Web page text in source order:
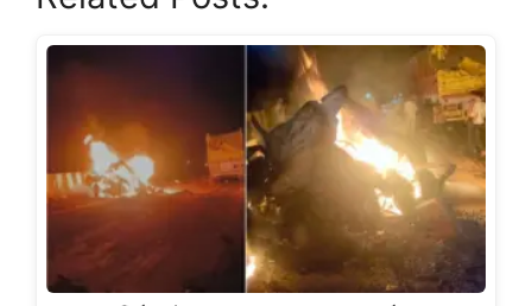
s
A
p
p
e
b
o
o
k
gr
m
y
Li
n
k
e